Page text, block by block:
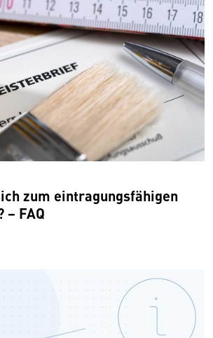
zum eintragungsfähigen
FAQ